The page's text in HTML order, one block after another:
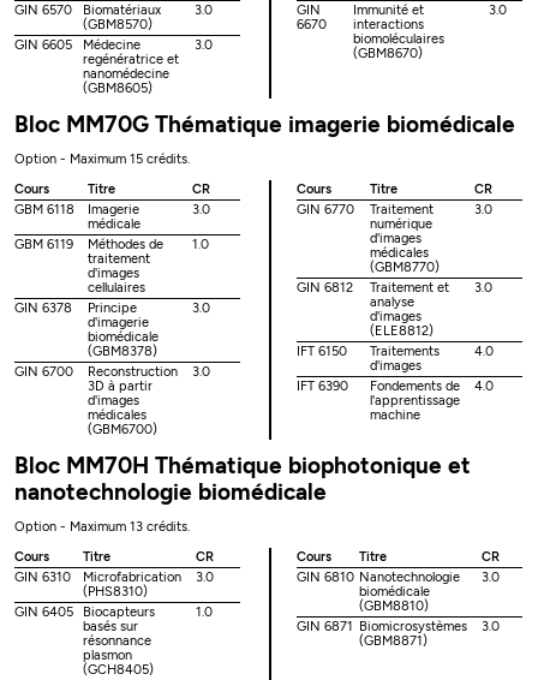
GIN 6570
Biomatériaux
(GBM8570)
3.0
GIN 6605
Médecine
regénératrice et
nanomédecine
(GBM8605)
3.0
GIN
6670
Immunité et
interactions
biomoléculaires
(GBM8670)
3.0
Bloc MM70G Thématique imagerie biomédicale
Option - Maximum 15 crédits.
Cours
Titre
CR
GBM 6118
Imagerie
médicale
3.0
GBM 6119
Méthodes de
traitement
d'images
cellulaires
1.0
GIN 6378
Principe
d'imagerie
biomédicale
(GBM8378)
3.0
GIN 6700
Reconstruction
3D à partir
d'images
médicales
(GBM6700)
3.0
Cours Titre
CR
GIN 6770
Traitement
numérique
d'images
médicales
(GBM8770)
3.0
GIN 6812
Traitement et
analyse
d'images
(ELE8812)
3.0
IFT 6150
Traitements
d'images
4.0
IFT 6390
Fondements de
l'apprentissage
machine
4.0
Bloc MM70H Thématique biophotonique et
nanotechnologie biomédicale
Option - Maximum 13 crédits.
Cours
Titre
CR
GIN 6310
Microfabrication
(PHS8310)
3.0
GIN 6405
Biocapteurs
basés sur
résonnance
plasmon
(GCH8405)
1.0
Cours Titre
CR
GIN 6810 Nanotechnologie
biomédicale
(GBM8810)
3.0
GIN 6871 Biomicrosystèmes
(GBM8871)
3.0